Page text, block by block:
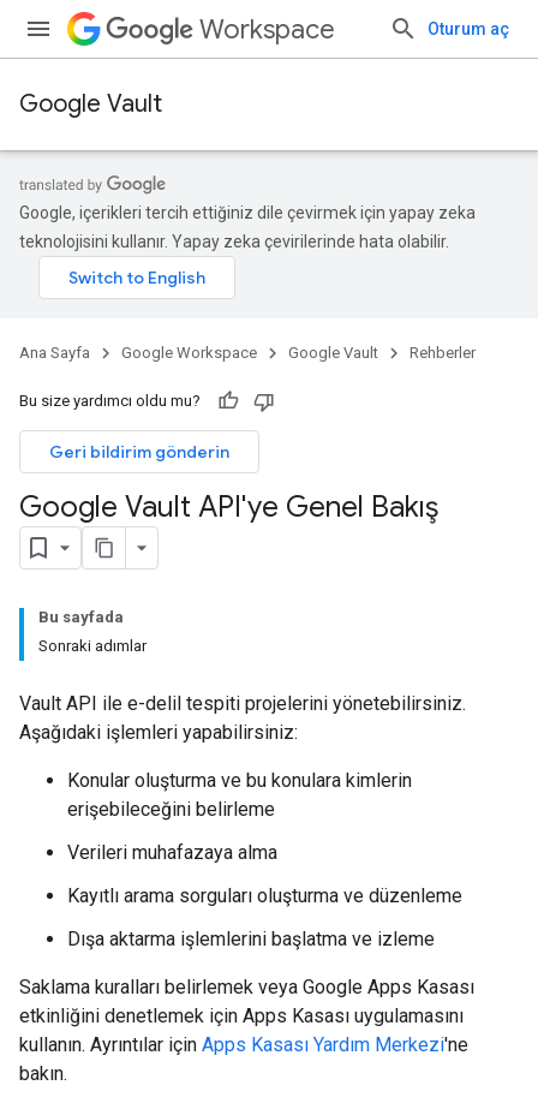
Workspace Oturum aç
Google Vault
Google, içerikleri tercih ettiğiniz dile çevirmek için yapay zeka
teknolojisini kullanır. Yapay zeka çevirilerinde hata olabilir.
Ana Sayfa Google Workspace Google Vault Rehberler
Bu size yardımcı oldu mu?
Geri bildirim gönderin
Google Vault API'ye Genel Bakış
Bu sayfada
Sonraki adımlar
Vault API ile e-delil tespiti projelerini yönetebilirsiniz.
Aşağıdaki işlemleri yapabilirsiniz:
Konular oluşturma ve bu konulara kimlerin
erişebileceğini belirleme
Verileri muhafazaya alma
Kayıtlı arama sorguları oluşturma ve düzenleme
Dışa aktarma işlemlerini başlatma ve izleme
Saklama kuralları belirlemek veya Google Apps Kasası
etkinliğini denetlemek için Apps Kasası uygulamasını
kullanın. Ayrıntılar için Apps Kasası Yardım Merkezi'ne
bakın.